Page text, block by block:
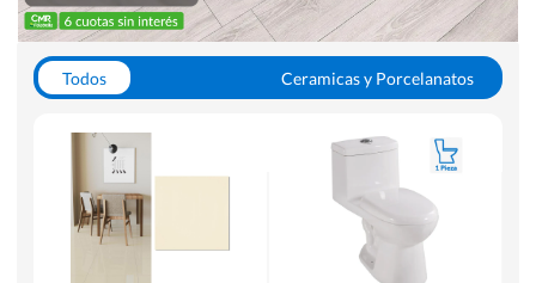
Todos
Ceramicas y Porcelanatos
WC y Sanitarios
Pisos Flotantes y Laminados
Pinturas